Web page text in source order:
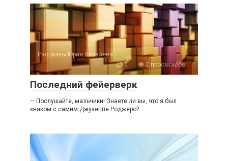
Рассказы Юрия Яковлева
0
2 просмотров
Последний фейерверк
— Послушайте, мальчики! Знаете ли вы, что я был
знаком с самим Джузеппе Роджеро?